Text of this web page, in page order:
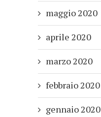
maggio 2020
aprile 2020
marzo 2020
febbraio 2020
gennaio 2020